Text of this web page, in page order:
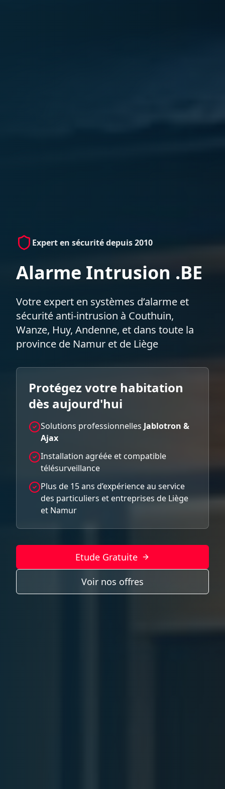
Expert en sécurité depuis 2010
Alarme Intrusion .BE
Votre expert en systèmes d’alarme et
sécurité anti-intrusion à Couthuin,
Wanze, Huy, Andenne, et dans toute la
province de Namur et de Liège
Protégez votre habitation
dès aujourd'hui
Solutions professionnelles Jablotron &
Ajax
Installation agréée et compatible
télésurveillance
Plus de 15 ans d’expérience au service
des particuliers et entreprises de Liège
et Namur
Etude Gratuite
Voir nos offres